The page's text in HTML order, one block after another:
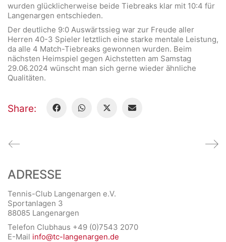
wurden glücklicherweise beide Tiebreaks klar mit 10:4 für
Langenargen entschieden.
Der deutliche 9:0 Auswärtssieg war zur Freude aller
Herren 40-3 Spieler letztlich eine starke mentale Leistung,
da alle 4 Match-Tiebreaks gewonnen wurden. Beim
nächsten Heimspiel gegen Aichstetten am Samstag
29.06.2024 wünscht man sich gerne wieder ähnliche
Qualitäten.
Share:
ADRESSE
Tennis-Club Langenargen e.V.
Sportanlagen 3
88085 Langenargen
Telefon Clubhaus +49 (0)7543 2070
E-Mail info@tc-langenargen.de